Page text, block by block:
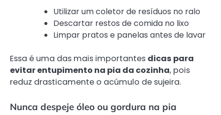
Utilizar um coletor de resíduos no ralo
Descartar restos de comida no lixo
Limpar pratos e panelas antes de lavar
Essa é uma das mais importantes dicas para
evitar entupimento na pia da cozinha, pois
reduz drasticamente o acúmulo de sujeira.
Nunca despeje óleo ou gordura na pia